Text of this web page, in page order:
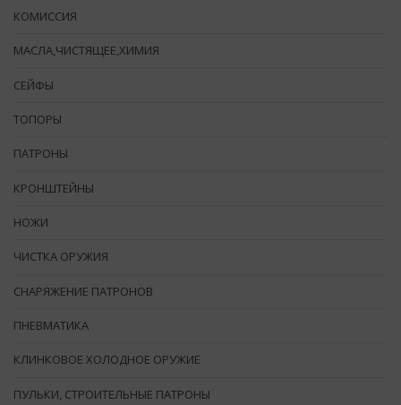
КОМИССИЯ
МАСЛА,ЧИСТЯЩЕЕ,ХИМИЯ
СЕЙФЫ
ТОПОРЫ
ПАТРОНЫ
КРОНШТЕЙНЫ
НОЖИ
ЧИСТКА ОРУЖИЯ
СНАРЯЖЕНИЕ ПАТРОНОВ
ПНЕВМАТИКА
КЛИНКОВОЕ ХОЛОДНОЕ ОРУЖИЕ
ПУЛЬКИ, СТРОИТЕЛЬНЫЕ ПАТРОНЫ